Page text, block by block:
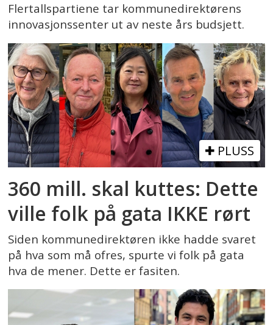
Flertallspartiene tar kommunedirektørens
innovasjonssenter ut av neste års budsjett.
PLUSS
360 mill. skal kuttes: Dette
ville folk på gata IKKE rørt
Siden kommunedirektøren ikke hadde svaret
på hva som må ofres, spurte vi folk på gata
hva de mener. Dette er fasiten.